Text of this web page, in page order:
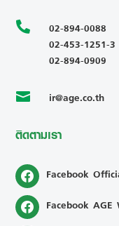

02-894-0088
02-453-1251-3
02-894-0909
 ir@age.co.th
ติดตามเรา
Facebook
Facebook AGE